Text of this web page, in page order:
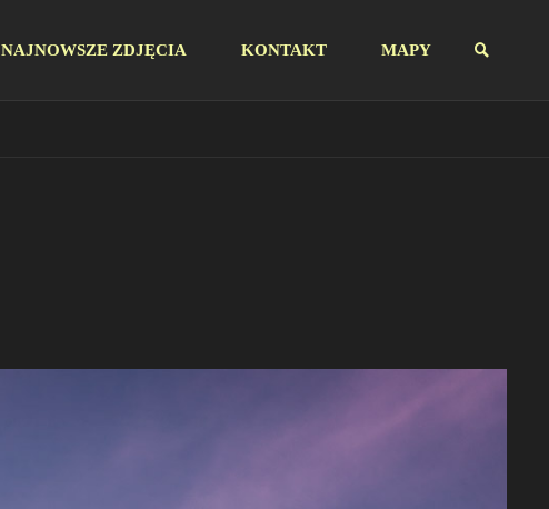
NAJNOWSZE ZDJĘCIA KONTAKT MAPY